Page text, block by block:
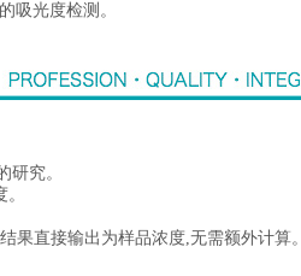
吸光度检测。
研究。
果直接输出为样品浓度,无需额外计算。